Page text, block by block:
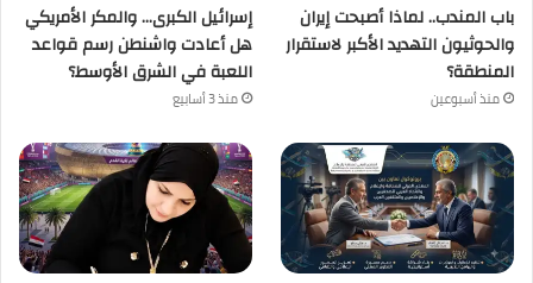
باب المندب.. لماذا أصبحت إيران
والحوثيون التهديد الأكبر لاستقرار
المنطقة؟
منذ أسبوعين
إسرائيل الكبرى… والمكر الأمريكي
هل أعادت واشنطن رسم قواعد
اللعبة في الشرق الأوسط؟
منذ 3 أسابيع